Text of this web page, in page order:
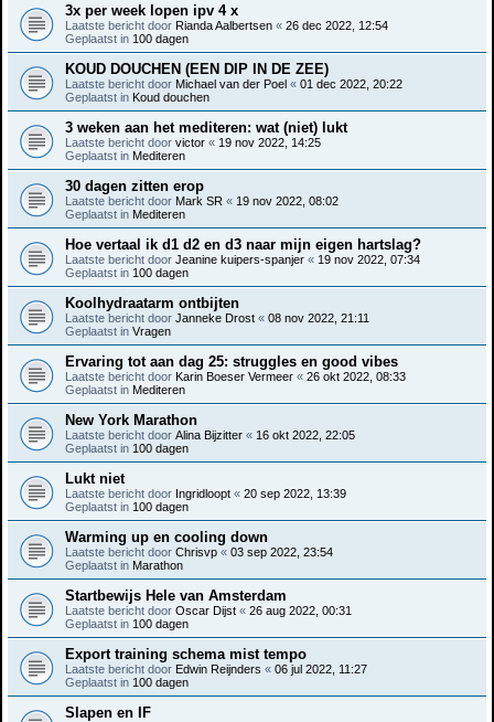
3x per week lopen ipv 4 x
Laatste bericht door Rianda Aalbertsen « 26 dec 2022, 12:54
Geplaatst in 100 dagen
KOUD DOUCHEN (EEN DIP IN DE ZEE)
Laatste bericht door Michael van der Poel « 01 dec 2022, 20:22
Geplaatst in Koud douchen
3 weken aan het mediteren: wat (niet) lukt
Laatste bericht door victor « 19 nov 2022, 14:25
Geplaatst in Mediteren
30 dagen zitten erop
Laatste bericht door Mark SR « 19 nov 2022, 08:02
Geplaatst in Mediteren
Hoe vertaal ik d1 d2 en d3 naar mijn eigen hartslag?
Laatste bericht door Jeanine kuipers-spanjer « 19 nov 2022, 07:34
Geplaatst in 100 dagen
Koolhydraatarm ontbijten
Laatste bericht door Janneke Drost « 08 nov 2022, 21:11
Geplaatst in Vragen
Ervaring tot aan dag 25: struggles en good vibes
Laatste bericht door Karin Boeser Vermeer « 26 okt 2022, 08:33
Geplaatst in Mediteren
New York Marathon
Laatste bericht door Alina Bijzitter « 16 okt 2022, 22:05
Geplaatst in 100 dagen
Lukt niet
Laatste bericht door Ingridloopt « 20 sep 2022, 13:39
Geplaatst in 100 dagen
Warming up en cooling down
Laatste bericht door Chrisvp « 03 sep 2022, 23:54
Geplaatst in Marathon
Startbewijs Hele van Amsterdam
Laatste bericht door Oscar Dijst « 26 aug 2022, 00:31
Geplaatst in 100 dagen
Export training schema mist tempo
Laatste bericht door Edwin Reijnders « 06 jul 2022, 11:27
Geplaatst in 100 dagen
Slapen en IF